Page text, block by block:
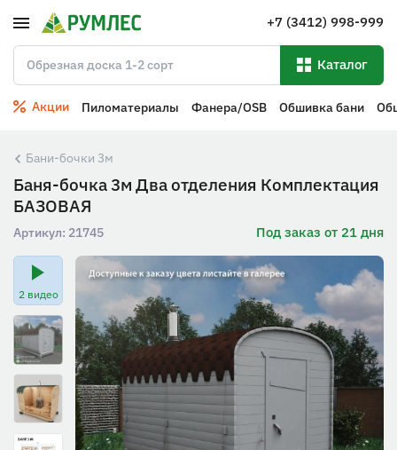
+7 (3412) 998-999
Каталог
Акции Пиломатериалы Фанера/OSB Обшивка бани
Бани-бочки 3м
Баня-бочка 3м Два отделения Комплектация
БАЗОВАЯ
Артикул: 21745 Под заказ от 21 дня
2 видео